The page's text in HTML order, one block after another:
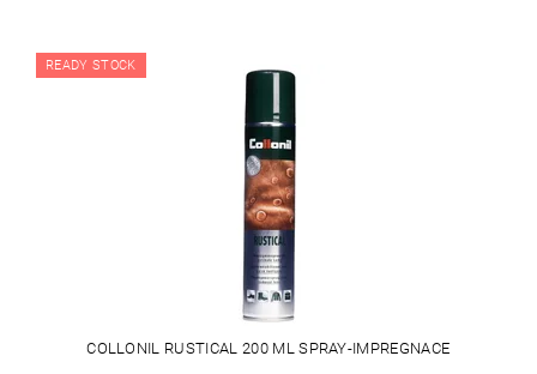
READY STOCK
COLLONIL RUSTICAL 200 ML SPRAY-IMPREGNACE